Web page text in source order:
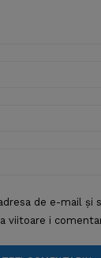
de e-mail și
viitoare i